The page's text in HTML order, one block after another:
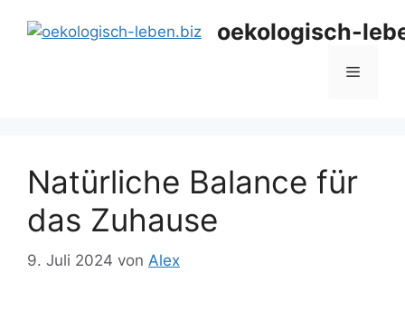
Inhalt
oekologisch-
Menü
Natürliche Balance für
das Zuhause
9. Juli 2024 von Alex